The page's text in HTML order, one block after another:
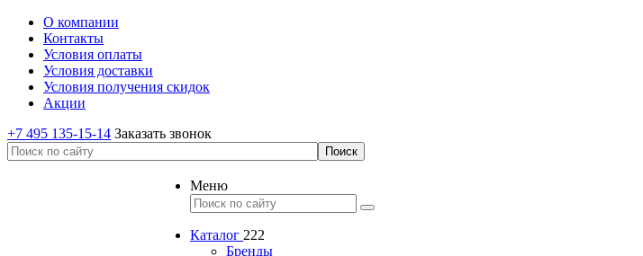
О компании
Контакты
Условия оплаты
Условия доставки
Условия получения скидок
Акции
+7 495 135-15-14 Заказать звонок
Меню
Каталог 222
Бренды